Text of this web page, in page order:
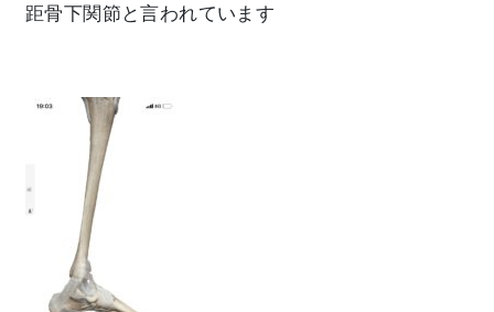
距骨下関節と言われています